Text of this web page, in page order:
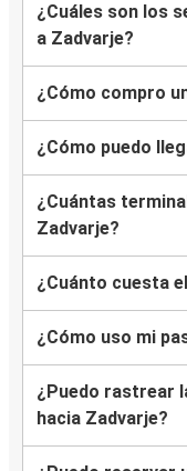
¿Cuáles son los
a Zadvarje?
¿Cómo compro
¿Cómo puedo
¿Cuántas
Zadvarje?
¿Cuánto cuesta
¿Cómo uso mi
¿Puedo rastrear
hacia Zadvarje?